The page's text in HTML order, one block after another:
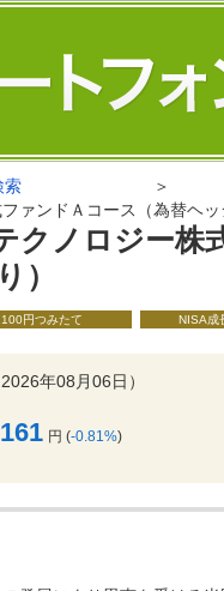
索
＞
ァンドＡコース（為替ヘッ
クノロジー株
）
100円つみたて NISA成
年08月06日）
円 (-0.81%)